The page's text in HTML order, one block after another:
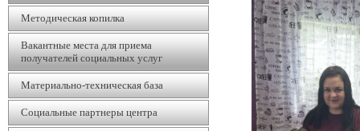
Методическая копилка
Вакантные места для приема
получателей социальных услуг
Материально-техническая база
Социальные партнеры центра